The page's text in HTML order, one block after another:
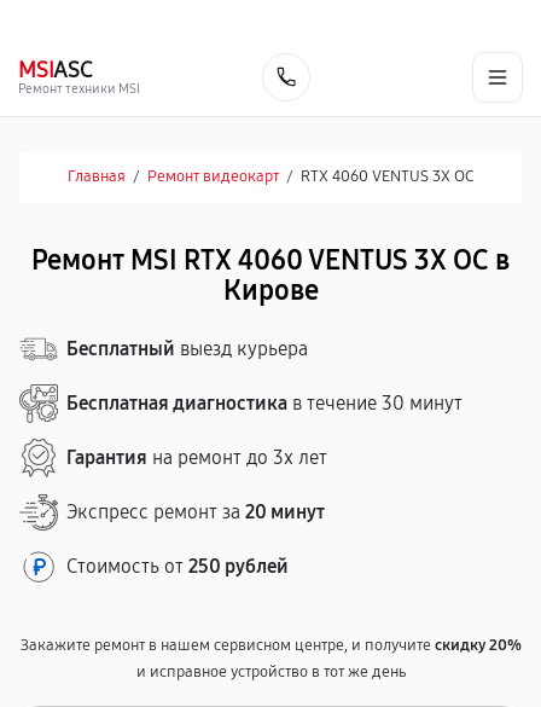
MSIASC
Ремонт техники MSI
Главная / Ремонт видеокарт / RTX 4060 VENTUS 3X OC
Ремонт MSI RTX 4060 VENTUS 3X OC в
Кирове
Бесплатный выезд курьера
Бесплатная диагностика в течение 30 минут
Гарантия на ремонт до 3х лет
Экспресс ремонт за 20 минут
Стоимость от 250 рублей
Закажите ремонт в нашем сервисном центре, и получитескидку 20%
и исправное устройство в тот же день